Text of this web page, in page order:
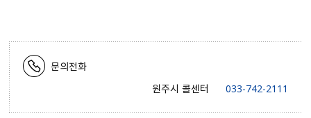
문의전화
원주시 콜센터
033-742-2111